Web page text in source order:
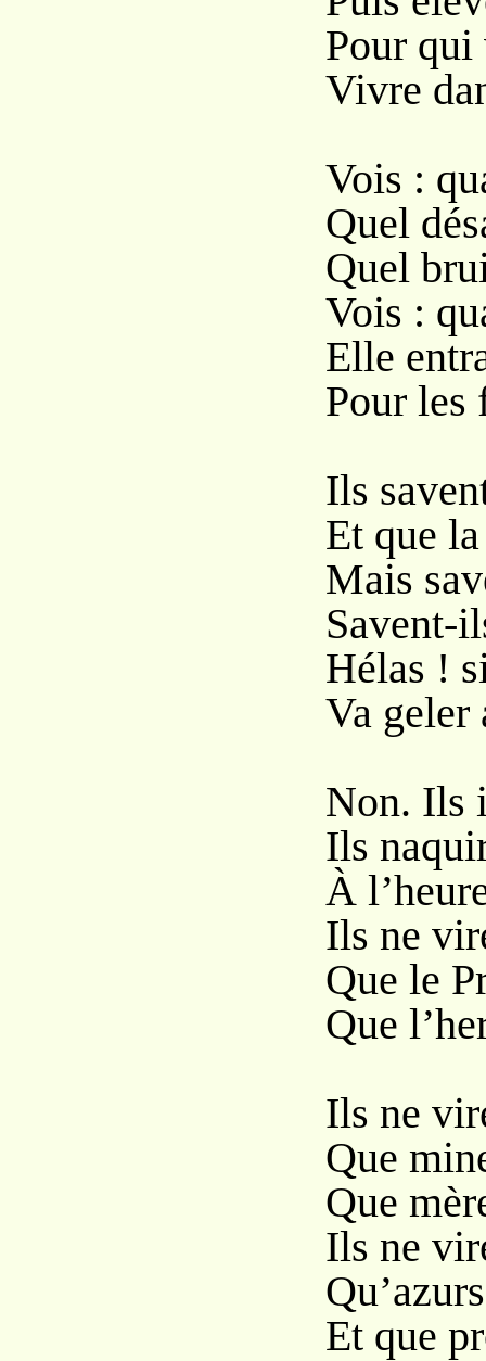
Pour qui
Vivre
Vois :
Quel
Quel
Vois :
Elle
Pour les
Ils
Et que
Mais
Savent-
Hélas !
Va geler
Non. Ils
Ils
À
Ils ne
Que le
Que
Ils ne
Que
Que
Ils ne
Et que